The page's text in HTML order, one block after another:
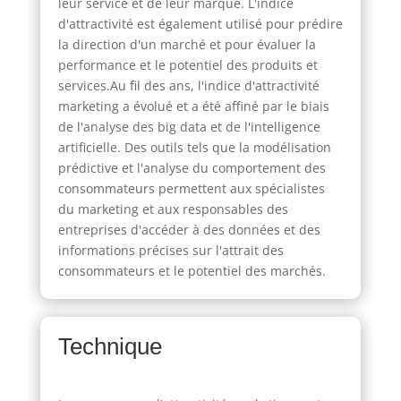
d'attractivité est également utilisé pour prédire
la direction d'un marché et pour évaluer la
performance et le potentiel des produits et
services.Au fil des ans, l'indice d'attractivité
marketing a évolué et a été affiné par le biais
de l'analyse des big data et de l'intelligence
artificielle. Des outils tels que la modélisation
prédictive et l'analyse du comportement des
consommateurs permettent aux spécialistes
du marketing et aux responsables des
entreprises d'accéder à des données et des
informations précises sur l'attrait des
consommateurs et le potentiel des marchés.
Technique